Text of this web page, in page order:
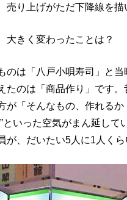
売り上げがただ下降線を描
きく変わったことは？
のは「八戸小唄寿司」と
たのは「商品作り」です
が「そんなもの、作れる
といった空気がまん延し
が、だいたい5人に1人くら